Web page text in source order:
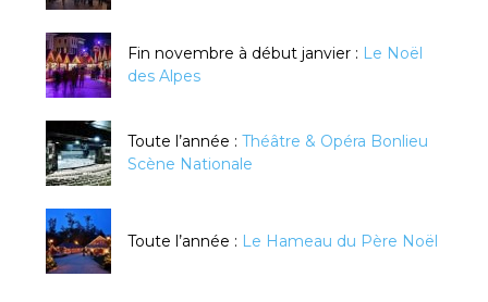
Fin novembre à début janvier : Le Noël
des Alpes
Toute l’année : Théâtre & Opéra Bonlieu
Scène Nationale
Toute l’année : Le Hameau du Père Noël